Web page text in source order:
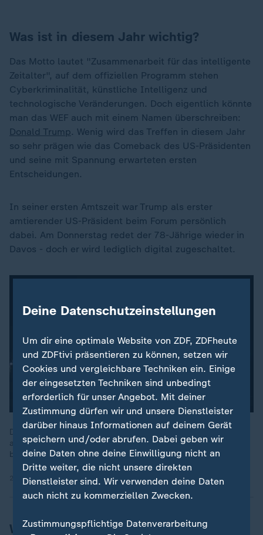
Was ist in diesem Jahr wichtig?
Das Motto lautet "Zusammenarbeit für das intelligente
Zeitalter", auf dem offiziellen Programm stehen
Cyberkriminalität, künstliche Intelligenz und
technologische Veränderungen. Doch eigentlich könnte
man das WEF auch mit einem Namen überschreiben:
Donald Trump. Wenig wird das Treffen in diesem Jahr
so sehr prägen wie das Comeback des US-Präsidenten
und seine mit Spannung erwarteten ersten
Entscheidungen.
In seiner ersten Amtszeit war Trump als erster
amtierender US-Präsident beim Forum persönlich
dabei. Am Donnerstag redet der 78-Jährige wieder in
Davos - doch er wird lediglich digital zugeschaltet.
Donald Trump glaube, dass "man durch Handelskriege"
andere Länder zwingen könne, "fairen Handel zu treiben",
berichtet Elmar Theveßen, ZDF-Korrespondent in Washington.
20.01.2025 | 3:14 min
Wer spricht noch?
Deine Datenschutzeinstellungen
Um dir eine optimale Website von ZDF, ZDFheute
und ZDFtivi präsentieren zu können, setzen wir
Cookies und vergleichbare Techniken ein. Einige
der eingesetzten Techniken sind unbedingt
erforderlich für unser Angebot. Mit deiner
Zustimmung dürfen wir und unsere Dienstleister
darüber hinaus Informationen auf deinem Gerät
speichern und/oder abrufen. Dabei geben wir
deine Daten ohne deine Einwilligung nicht an
Dritte weiter, die nicht unsere direkten
Dienstleister sind. Wir verwenden deine Daten
auch nicht zu kommerziellen Zwecken.
Zustimmungspflichtige Datenverarbeitung